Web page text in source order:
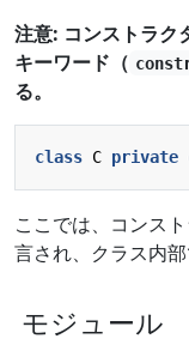
注意: コンストラク
キーワード（
る。
class C private
ここでは、コンス
言され、クラス内部
モジュール